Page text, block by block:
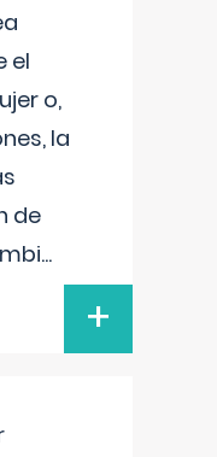
el
o,
la
de
...
+